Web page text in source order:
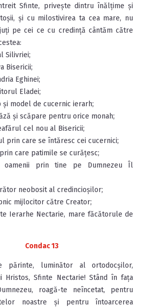
Sfinte, privește dintru înălțime și
și cu milostivirea ta cea mare, nu
pe cei ce cu credință cântăm către
Silivriei;
Bisericii;
Eghinei;
Eladei;
și model de cucernic ierarh;
și scăpare pentru orice monah;
cel nou al Bisericii;
prin care se întăresc cei cucernici;
care patimile se curățesc;
oamenii prin tine pe Dumnezeu Îl
neobosit al credincioșilor;
mijlocitor către Creator;
Ierarhe Nectarie, mare făcătorule de
Condac 13
părinte, luminător al ortodocșilor,
Sfinte Nectarie! Stând în fața
roagă-te neîncetat, pentru
noastre și pentru întoarcerea